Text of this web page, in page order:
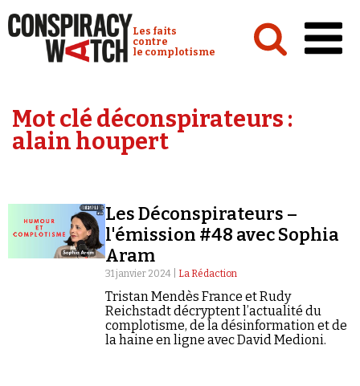
Conspiracy Watch :
Les faits
contre
le complotisme
Analyses
Émissions
Revues de presse
Newsletter
Mot clé déconspirateurs :
alain houpert
Les Déconspirateurs –
l'émission #48 avec Sophia
Aram
31 janvier 2024 | La Rédaction
Tristan Mendès France et Rudy
Reichstadt décryptent l’actualité du
complotisme, de la désinformation et de
la haine en ligne avec David Medioni.